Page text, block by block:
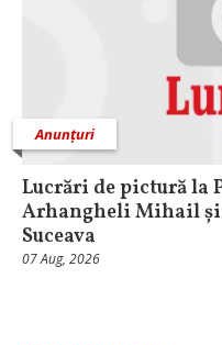
Anunțuri
Lucrări de pictură la
Arhangheli Mihail și
Suceava
07 Aug, 2026